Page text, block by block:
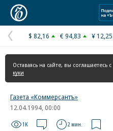
Предыдущая
страница
$ 82,16 € 94,83 ¥ 12,25
Оставаясь на сайте, вы соглашаетесь с
куки
Газета «Коммерсантъ»
12.04.1994, 00:00
1K 2 мин.